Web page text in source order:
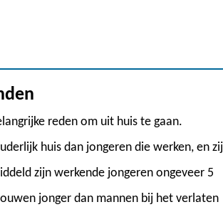
reden om uit huis te gaan.
huis dan jongeren die werken, en zij
zijn werkende jongeren ongeveer 5
jonger dan mannen bij het verlaten